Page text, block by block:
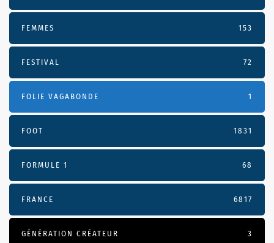
FEMMES 153
FESTIVAL 72
FOLIE VAGABONDE 1
FOOT 1831
FORMULE 1 68
FRANCE 6817
GÉNÉRATION CRÉATEUR 3